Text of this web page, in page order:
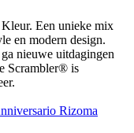
Een unieke mix
en modern design.
nieuwe uitdagingen
Scrambler® is
Rizoma